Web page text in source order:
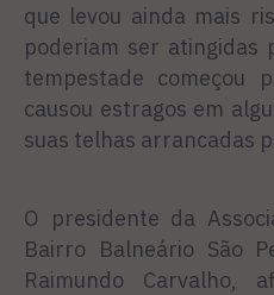
que levou ainda mais
poderiam ser atingidas
tempestade começou
causou estragos em
suas telhas arrancadas
O presidente da
Bairro Balneário São
Raimundo Carvalho,